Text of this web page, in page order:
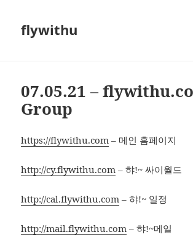
flywithu
07.05.21 –
Group
https://flywithu.com – 메인 홈페이지
http://cy.flywithu.com – 햐!~ 싸이월드
http://cal.flywithu.com – 햐!~ 일정
http://mail.flywithu.com – 햐!~메일